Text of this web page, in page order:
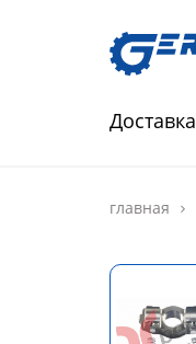
Доставка
главная